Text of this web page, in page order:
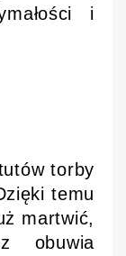
i
torby
temu
martwić,
obuwia